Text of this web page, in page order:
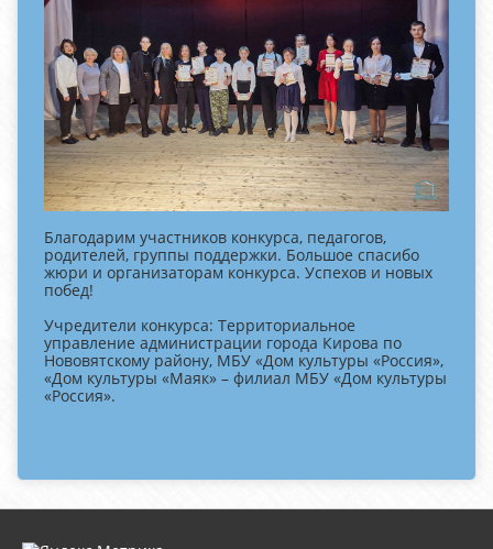
Благодарим участников конкурса, педагогов,
родителей, группы поддержки. Большое спасибо
жюри и организаторам конкурса. Успехов и новых
побед!
Учредители конкурса: Территориальное
управление администрации города Кирова по
Нововятскому району, МБУ «Дом культуры «Россия»,
«Дом культуры «Маяк» – филиал МБУ «Дом культуры
«Россия».